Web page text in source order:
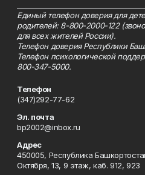
Единый телефон доверия для
родителей: 8-800-2000-122
для всех жителей России).
Телефон доверия Республики
Телефон психологической
800-347-5000.
Телефон
(347)292-77-62
Эл. почта
bp2002@inbox.ru
Адрес
450005, Республика
Октября, 13, 9 этаж, каб. 912, 923